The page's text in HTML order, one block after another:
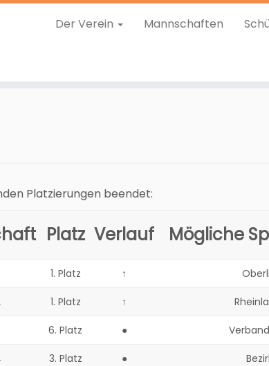
Der Verein Mannschaften
Platzierungen beendet:
Platz Verlauf Mögliche
1. Platz ↑
1. Platz ↑
6. Platz ●
3. Platz ●